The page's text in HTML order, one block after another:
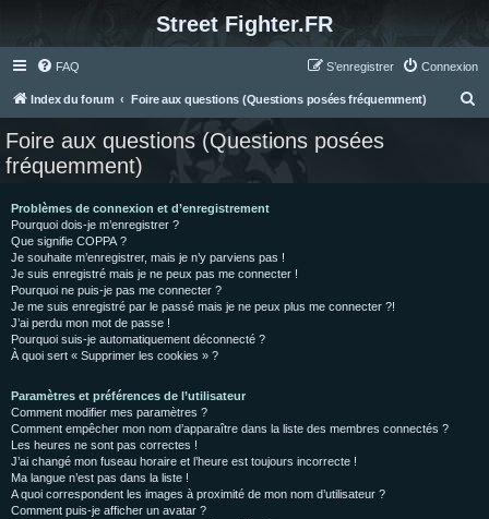
Street Fighter.FR
FAQ Connexion
S’enregistrer
Index du forum Foire aux questions (Questions posées fréquemment)
Foire aux questions (Questions posées
fréquemment)
Problèmes de connexion et d’enregistrement
Pourquoi dois-je m’enregistrer ?
Que signifie COPPA ?
Je souhaite m’enregistrer, mais je n’y parviens pas !
Je suis enregistré mais je ne peux pas me connecter !
Pourquoi ne puis-je pas me connecter ?
Je me suis enregistré par le passé mais je ne peux plus me connecter ?!
J’ai perdu mon mot de passe !
Pourquoi suis-je automatiquement déconnecté ?
À quoi sert « Supprimer les cookies » ?
Paramètres et préférences de l’utilisateur
Comment modifier mes paramètres ?
Comment empêcher mon nom d’apparaître dans la liste des membres connectés ?
Les heures ne sont pas correctes !
J’ai changé mon fuseau horaire et l’heure est toujours incorrecte !
Ma langue n’est pas dans la liste !
A quoi correspondent les images à proximité de mon nom d’utilisateur ?
Comment puis-je afficher un avatar ?